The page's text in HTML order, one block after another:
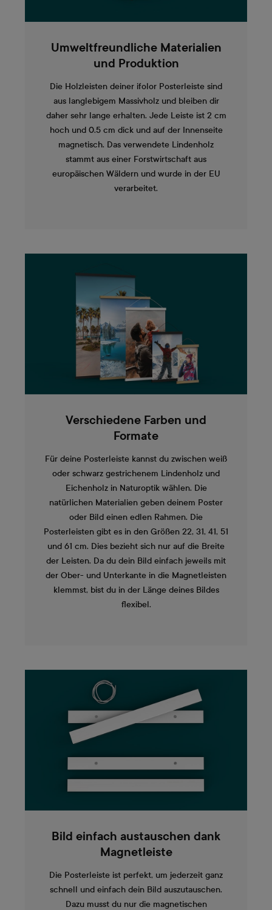
Umweltfreundliche Materialien
und Produktion
Die Holzleisten deiner ifolor Posterleiste sind
aus langlebigem Massivholz und bleiben dir
daher sehr lange erhalten. Jede Leiste ist 2 cm
hoch und 0.5 cm dick und auf der Innenseite
magnetisch. Das verwendete Lindenholz
stammt aus einer Forstwirtschaft aus
europäischen Wäldern und wurde in der EU
verarbeitet.
Verschiedene Farben und
Formate
Für deine Posterleiste kannst du zwischen weiß
oder schwarz gestrichenem Lindenholz und
Eichenholz in Naturoptik wählen. Die
natürlichen Materialien geben deinem Poster
oder Bild einen edlen Rahmen. Die
Posterleisten gibt es in den Größen 22, 31, 41, 51
und 61 cm. Dies bezieht sich nur auf die Breite
der Leisten. Da du dein Bild einfach jeweils mit
der Ober- und Unterkante in die Magnetleisten
klemmst, bist du in der Länge deines Bildes
flexibel.
Bild einfach austauschen dank
Magnetleiste
Die Posterleiste ist perfekt, um jederzeit ganz
schnell und einfach dein Bild auszutauschen.
Dazu musst du nur die magnetischen